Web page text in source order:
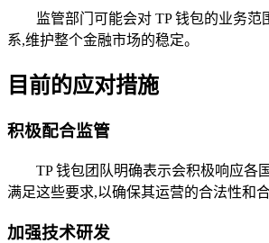
监管部门可能会对 TP 钱包的业务
系,维护整个金融市场的稳定。
目前的应对措施
积极配合监管
TP 钱包团队明确表示会积极响应各
满足这些要求,以确保其运营的合法性和合
加强技术研发